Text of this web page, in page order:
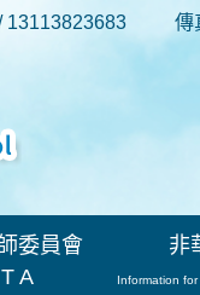
13113823683 傳
委員會
A
非
Information